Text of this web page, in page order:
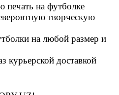
печать на футболке
творческую
на любой размер и
курьерской доставкой